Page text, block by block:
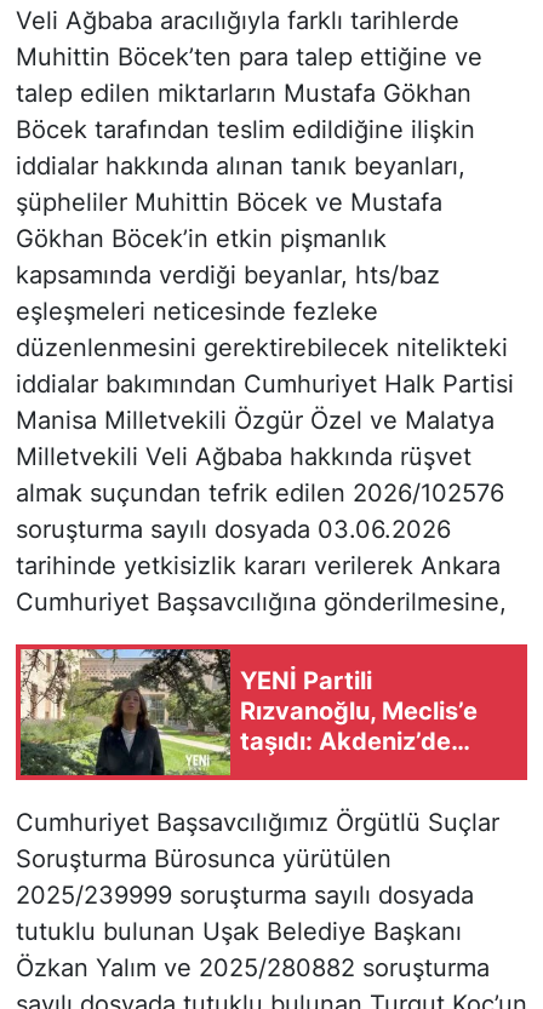
Veli Ağbaba aracılığıyla farklı tarihlerde
Muhittin Böcek’ten para talep ettiğine ve
talep edilen miktarların Mustafa Gökhan
Böcek tarafından teslim edildiğine ilişkin
iddialar hakkında alınan tanık beyanları,
şüpheliler Muhittin Böcek ve Mustafa
Gökhan Böcek’in etkin pişmanlık
kapsamında verdiği beyanlar, hts/baz
eşleşmeleri neticesinde fezleke
düzenlenmesini gerektirebilecek nitelikteki
iddialar bakımından Cumhuriyet Halk Partisi
Manisa Milletvekili Özgür Özel ve Malatya
Milletvekili Veli Ağbaba hakkında rüşvet
almak suçundan tefrik edilen 2026/102576
soruşturma sayılı dosyada 03.06.2026
tarihinde yetkisizlik kararı verilerek Ankara
Cumhuriyet Başsavcılığına gönderilmesine,
YENİ Partili
Rızvanoğlu, Meclis’e
taşıdı: Akdeniz’de
Cumhuriyet Başsavcılığımız Örgütlü Suçlar
Soruşturma Bürosunca yürütülen
2025/239999 soruşturma sayılı dosyada
tutuklu bulunan Uşak Belediye Başkanı
Özkan Yalım ve 2025/280882 soruşturma